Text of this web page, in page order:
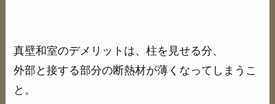
真壁和室のデメリットは、柱を見せる分、
外部と接する部分の断熱材が薄くなってしまうこ
と。